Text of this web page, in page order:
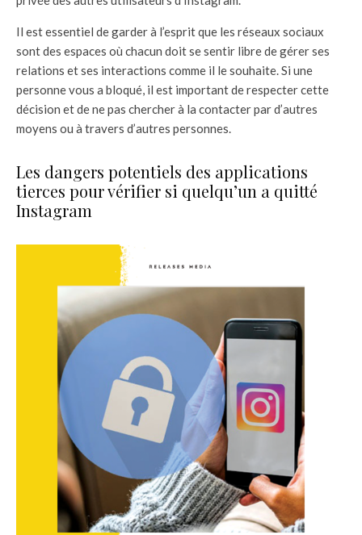
Il est essentiel de garder à l’esprit que les réseaux sociaux
sont des espaces où chacun doit se sentir libre de gérer ses
relations et ses interactions comme il le souhaite. Si une
personne vous a bloqué, il est important de respecter cette
décision et de ne pas chercher à la contacter par d’autres
moyens ou à travers d’autres personnes.
Les dangers potentiels des applications
tierces pour vérifier si quelqu’un a quitté
Instagram